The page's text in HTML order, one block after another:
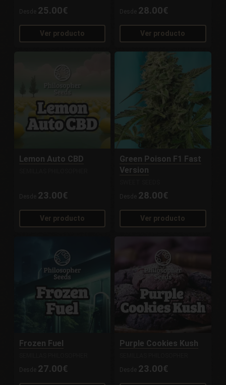
Desde 25.00€
Ver producto
Desde 28.00€
Ver producto
Lemon Auto CBD
Desde 23.00€
Ver producto
Green Poison F1 Fast
Version
Desde 28.00€
Ver producto
Frozen Fuel
Desde 27.00€
Purple Cookies Kush
Desde 23.00€